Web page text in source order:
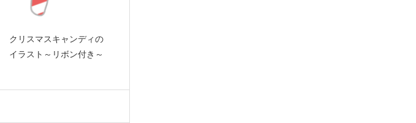
クリスマスキャンディの
イラスト～リボン付き～